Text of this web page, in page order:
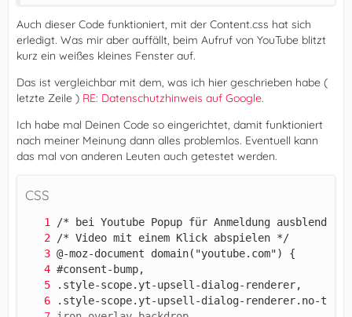
Auch dieser Code funktioniert, mit der Content.css hat sich
erledigt. Was mir aber auffällt, beim Aufruf von YouTube blitzt
kurz ein weißes kleines Fenster auf.
Das ist vergleichbar mit dem, was ich hier geschrieben habe (
letzte Zeile ) RE: Datenschutzhinweis auf Google.
Ich habe mal Deinen Code so eingerichtet, damit funktioniert
nach meiner Meinung dann alles problemlos. Eventuell kann
das mal von anderen Leuten auch getestet werden.
CSS